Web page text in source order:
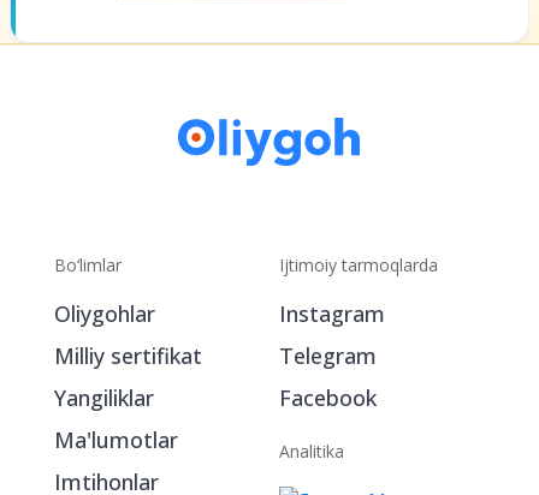
Bo‘limlar
Oliygohlar
Ijtimoiy tarmoqlarda
Telegram